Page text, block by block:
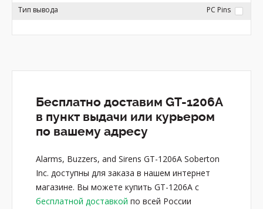
Тип вывода
PC Pins
Бесплатно доставим GT-1206A
в пункт выдачи или курьером
по вашему адресу
Alarms, Buzzers, and Sirens GT-1206A Soberton
Inc. доступны для заказа в нашем интернет
магазине. Вы можете купить GT-1206A с
бесплатной доставкой по всей России